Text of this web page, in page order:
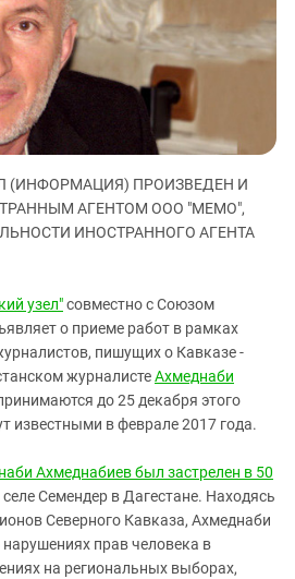
ЗАСТАВЛЯЕТ
КАВКАЗ ЗА ПАЛЕСТИНУ
ИНАКОМЫСЛИЕ В ЧЕЧНЕ
ПРЕСЛЕДОВАНИЕ АКТИВИСТОВ
МОБИЛИЗАЦИЯ И ПРОТЕСТЫ
(ИНФОРМАЦИЯ) ПРОИЗВЕДЕН И
АГЕНТОМ ООО "МЕМО",
ИНОСТРАННОГО АГЕНТА
узел"совместно с Союзом
о приеме работ в рамках
пишущих о Кавказе -
журналистеАхмеднаби
до 25 декабря этого
известными в феврале 2017 года.
Ахмеднабиев был застрелен в 50
селе Семендер в Дагестане. Находясь
Северного Кавказа, Ахмеднаби
прав человека в
на региональных выборах,